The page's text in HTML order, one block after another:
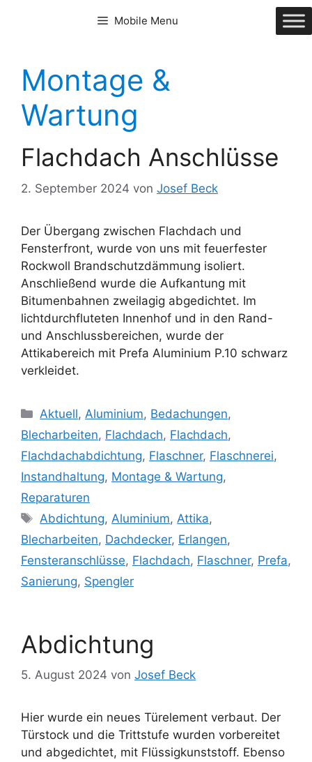
Mobile Menu
Montage &
Wartung
Flachdach Anschlüsse
2. September 2024 von Josef Beck
Der Übergang zwischen Flachdach und
Fensterfront, wurde von uns mit feuerfester
Rockwoll Brandschutzdämmung isoliert.
Anschließend wurde die Aufkantung mit
Bitumenbahnen zweilagig abgedichtet. Im
lichtdurchfluteten Innenhof und in den Rand-
und Anschlussbereichen, wurde der
Attikabereich mit Prefa Aluminium P.10 schwarz
verkleidet.
Kategorien
Aktuell, Aluminium, Bedachungen,
Blecharbeiten, Flachdach, Flachdach,
Flachdachabdichtung, Flaschner, Flaschnerei,
Instandhaltung, Montage & Wartung,
Reparaturen
Schlagwörter
Abdichtung, Aluminium, Attika,
Blecharbeiten, Dachdecker, Erlangen,
Fensteranschlüsse, Flachdach, Flaschner, Prefa,
Sanierung, Spengler
Abdichtung
5. August 2024 von Josef Beck
Hier wurde ein neues Türelement verbaut. Der
Türstock und die Trittstufe wurden vorbereitet
und abgedichtet, mit Flüssigkunststoff. Ebenso